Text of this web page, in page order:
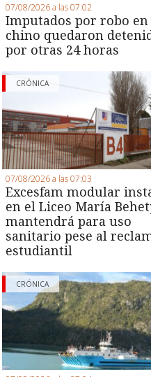
07/08/2026 a las 07:02
Imputados por robo
chino quedaron
por otras 24 horas
CRÓNICA
07/08/2026 a las 07:03
Excesfam modular
en el Liceo María
mantendrá para uso
sanitario pese al
estudiantil
CRÓNICA